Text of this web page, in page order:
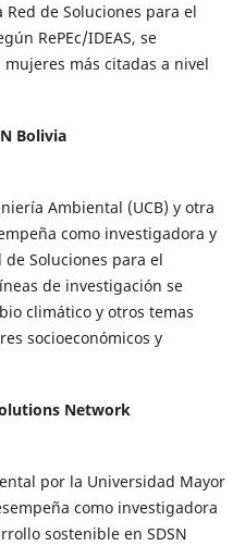
de Soluciones para el
RePEc/IDEAS, se
más citadas a nivel
Bolivia
Ambiental (UCB) y otra
como investigadora y
Soluciones para el
de investigación se
climático y otros temas
socioeconómicos y
Network
por la Universidad Mayor
como investigadora
sostenible en SDSN